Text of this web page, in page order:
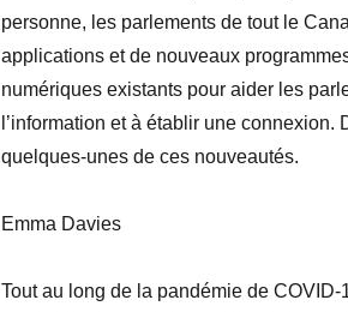
personne, les parlements de tout le
applications et de nouveaux
numériques existants pour aider les
l’information et à établir une connexion.
quelques-unes de ces nouveautés.
Emma Davies
Tout au long de la pandémie de